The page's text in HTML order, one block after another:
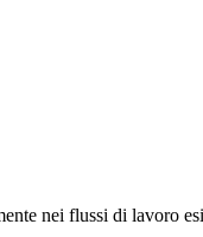
nei flussi di lavoro